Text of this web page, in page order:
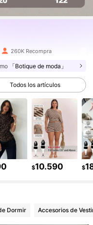
260K Recompra
「Botique de moda」
Todos los artículos
$10.590 $
Dormir Accesorios de